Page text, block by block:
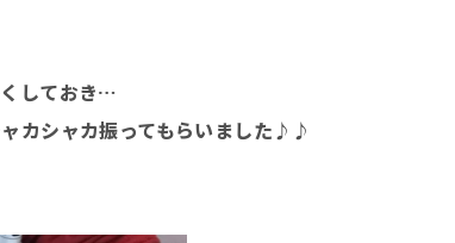
しておき…
カシャカ振ってもらいました♪♪